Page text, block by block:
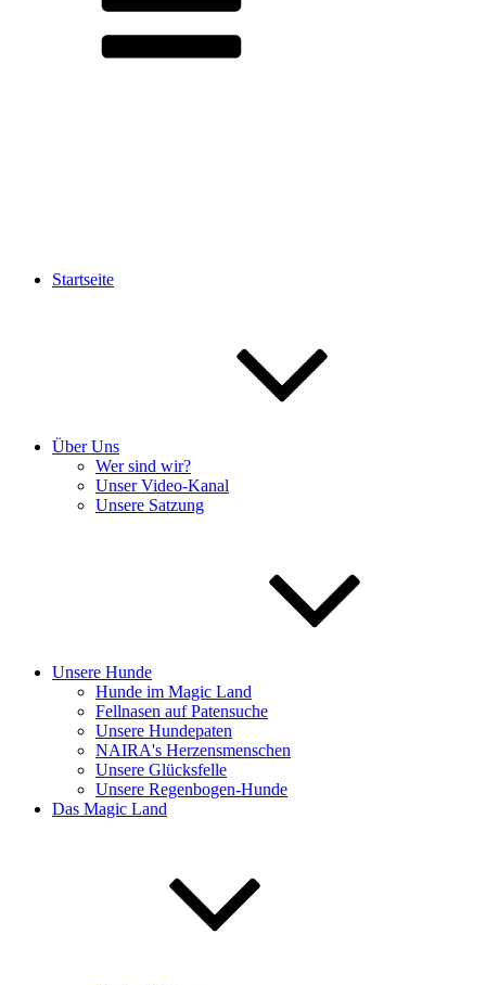
Startseite
Über Uns
Wer sind wir?
Unser Video-Kanal
Unsere Satzung
Unsere Hunde
Hunde im Magic Land
Fellnasen auf Patensuche
Unsere Hundepaten
NAIRA's Herzensmenschen
Unsere Glücksfelle
Unsere Regenbogen-Hunde
Das Magic Land